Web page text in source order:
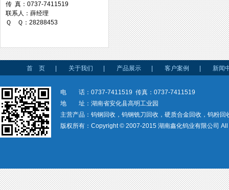
台湾万事达切削科技
传 真：0737-7411519
联系人：薛经理
Ｑ Ｑ：28288453
首 页 关于我们 产品展示 客户案例 新闻
电 话：0737-7411519 传真：0737-7411519
地 址：湖南省安化县高明工业园
主营产品：钨钢回收，钨钢铣刀回收，硬质合金回收，钨粉回
版权所有：Copyright © 2007-2015 湖南鑫化钨业有限公司